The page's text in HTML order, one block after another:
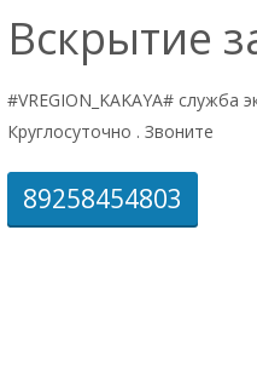
Вскрытие
#VREGION_KAKAYA# служба
Круглосуточно . Звоните
89258454803